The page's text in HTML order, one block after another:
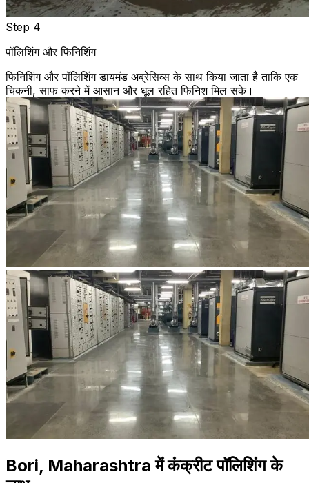
Step 4
पॉलिशिंग और फिनिशिंग
फिनिशिंग और पॉलिशिंग डायमंड अब्रेसिव्स के साथ किया जाता है ताकि एक
चिकनी, साफ करने में आसान और धूल रहित फिनिश मिल सके।
Bori, Maharashtra में कंक्रीट पॉलिशिंग के